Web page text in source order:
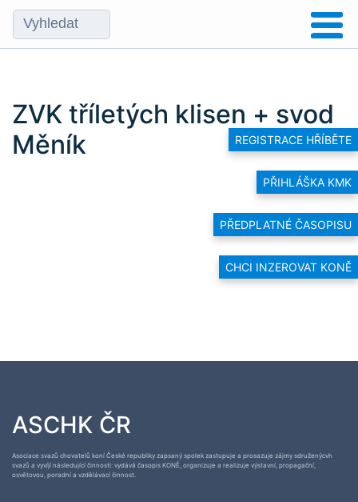
REGISTRACE HŘÍBĚTE
PŘIHLÁŠKA KMK
PŘEDPLATNÉ ČASOPISU
CHCI INZEROVAT KONĚ
ZVK tříletých klisen + svod
Měník
ASCHK ČR
Asociace svazů chovatelů koní České republiky zapsaný spolek zastupuje a prosazuje zájmy sdruženýcvh
svazů a vyvíjí následující činnosti: vydává časopis KONĚ, organizuje a realizuje výstavní, propagační,
osvětovou, poradní a vzdělávací činnost.